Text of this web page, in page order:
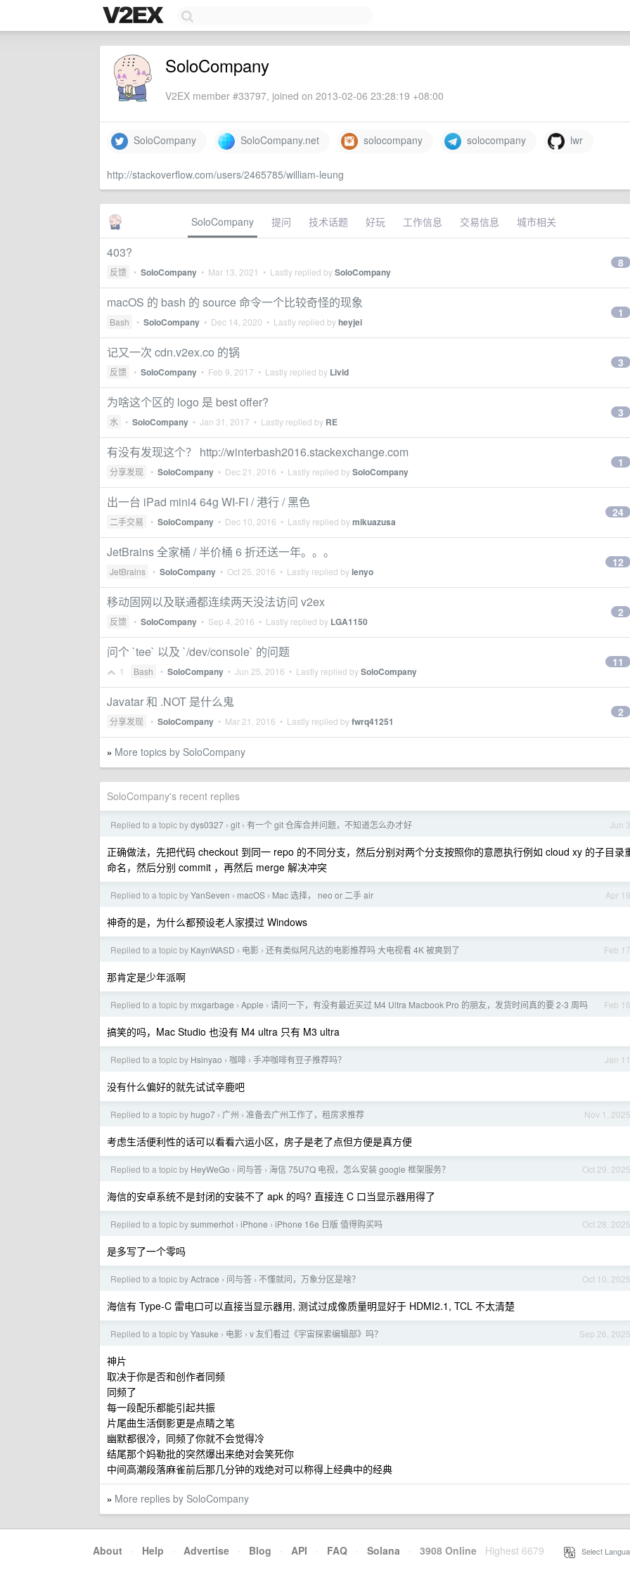
SoloCompany
V2EX member #33797, joined on 2013-02-06 23:28:19 +08:00
SoloCompany SoloCompany.net solocompany solocompany lwr
http://stackoverflow.com/users/2465785/william-leung
SoloCompany 提问 技术话题 好玩 工作信息 交易信息 城市相关
403?
反馈 • SoloCompany • Mar 13, 2021 • Lastly replied bySoloCompany
8
macOS 的 bash 的 source 命令一个比较奇怪的现象
Bash • SoloCompany • Dec 14, 2020 • Lastly replied byheyjei
1
记又一次 cdn.v2ex.co 的锅
反馈 • SoloCompany • Feb 9, 2017 • Lastly replied by Livid
3
为啥这个区的 logo 是 best offer?
水 • SoloCompany • Jan 31, 2017 • Lastly replied by RE
3
有没有发现这个？ http://winterbash2016.stackexchange.com
分享发现 • SoloCompany • Dec 21, 2016 • Lastly replied bySoloCompany
1
出一台 iPad mini4 64g WI-FI / 港行 / 黑色
二手交易 • SoloCompany • Dec 10, 2016 • Lastly replied bymikuazusa
24
JetBrains 全家桶 / 半价桶 6 折还送一年。。。
JetBrains • SoloCompany • Oct 25, 2016 • Lastly replied bylenyo
12
移动固网以及联通都连续两天没法访问 v2ex
反馈 • SoloCompany • Sep 4, 2016 • Lastly replied by LGA1150
2
问个 `tee` 以及 `/dev/console` 的问题
1 Bash • SoloCompany • Jun 25, 2016 • Lastly replied bySoloCompany
11
Javatar 和 .NOT 是什么鬼
分享发现 • SoloCompany • Mar 21, 2016 • Lastly replied byfwrq41251
2
» More topics by SoloCompany
SoloCompany's recent replies
Jun 3
Replied to a topic bydys0327 › git › 有一个 git 仓库合并问题，不知道怎么办才好
正确做法，先把代码 checkout 到同一 repo 的不同分支，然后分别对两个分支按照你的意愿执行例如 cloud xy 的子目录
命名，然后分别 commit ，再然后 merge 解决冲突
Apr 19
Replied to a topic byYanSeven › macOS › Mac 选择， neo or 二手 air
神奇的是，为什么都预设老人家摸过 Windows
Feb 17
Replied to a topic by KaynWASD › 电影 › 还有类似阿凡达的电影推荐吗 大电视看 4K 被爽到了
那肯定是少年派啊
Feb 16
Replied to a topic by mxgarbage › Apple › 请问一下，有没有最近买过 M4 Ultra Macbook Pro 的朋友，发货时间真的要 2-3 周吗
搞笑的吗，Mac Studio 也没有 M4 ultra 只有 M3 ultra
Jan 11
Replied to a topic by Hsinyao › 咖啡 › 手冲咖啡有豆子推荐吗？
没有什么偏好的就先试试辛鹿吧
Nov 1, 2025
Replied to a topic by hugo7 › 广州 › 准备去广州工作了，租房求推荐
考虑生活便利性的话可以看看六运小区，房子是老了点但方便是真方便
Oct 29, 2025
Replied to a topic by HeyWeGo › 问与答 › 海信 75U7Q 电视，怎么安装 google 框架服务？
海信的安卓系统不是封闭的安装不了 apk 的吗? 直接连 C 口当显示器用得了
Oct 28, 2025
Replied to a topic bysummerhot › iPhone › iPhone 16e 日版 值得购买吗
是多写了一个零吗
Oct 10, 2025
Replied to a topic byActrace › 问与答 › 不懂就问，万象分区是啥？
海信有 Type-C 雷电口可以直接当显示器用, 测试过成像质量明显好于 HDMI2.1, TCL 不太清楚
Sep 26, 2025
Replied to a topic byYasuke › 电影 › v 友们看过《宇宙探索编辑部》吗？
神片
取决于你是否和创作者同频
同频了
每一段配乐都能引起共振
片尾曲生活倒影更是点睛之笔
幽默都很冷，同频了你就不会觉得冷
结尾那个妈勒批的突然爆出来绝对会笑死你
中间高潮段落麻雀前后那几分钟的戏绝对可以称得上经典中的经典
» More replies by SoloCompany
About · Help · Advertise · Blog · API · FAQ · Solana · 3908 Online Highest 6679 Select